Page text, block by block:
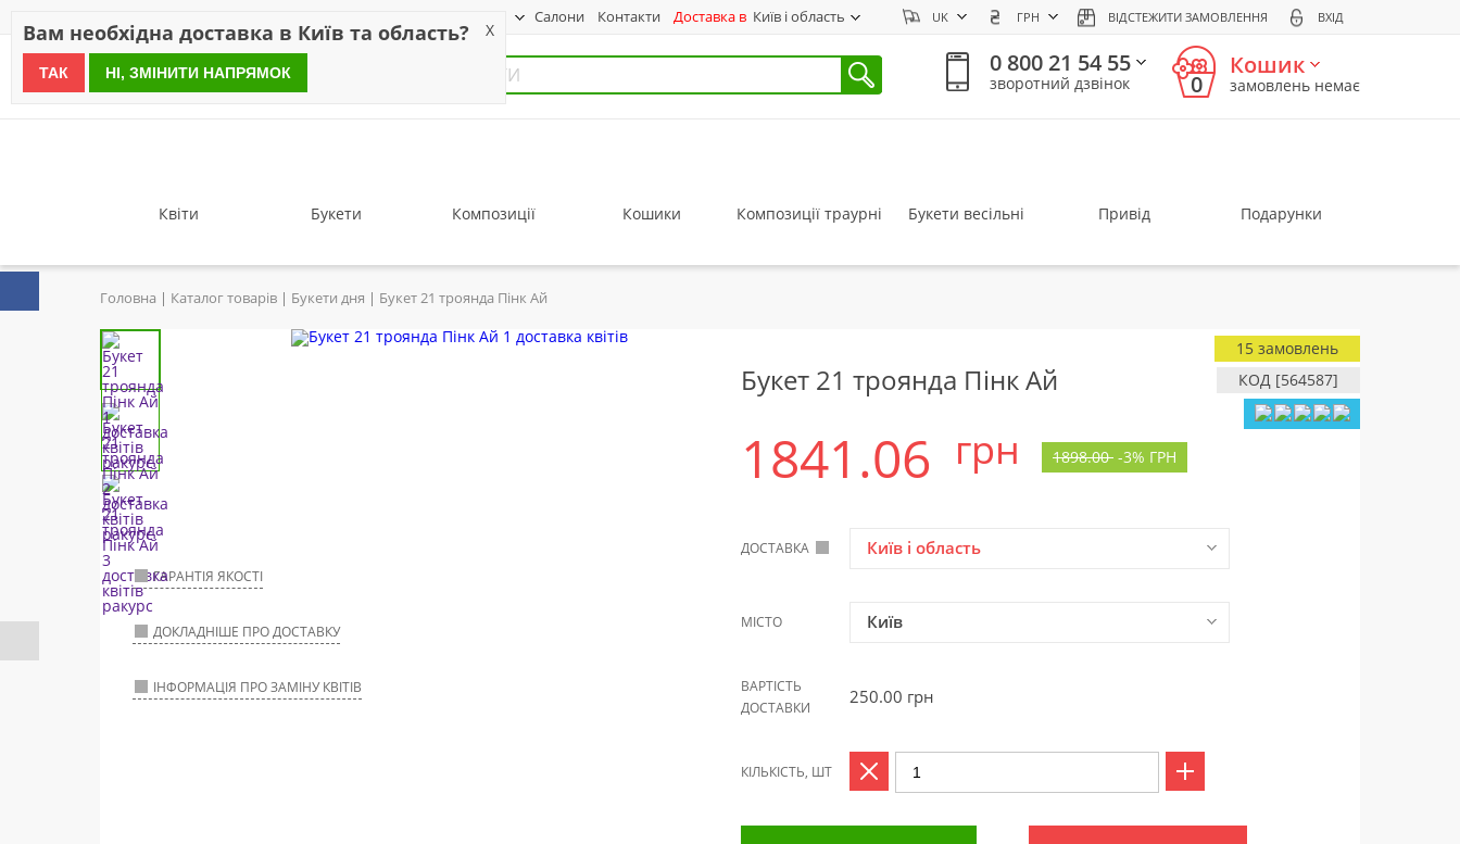
Салони Контакти Доставка в Київ і область UK ГРН ВІДСТЕЖИТИ ЗАМОВЛЕННЯ ВХІД
since 1999
0 800 21 54 55
зворотний дзвінок 0
Кошик
замовлень немає
Квіти Букети Композиції Кошики Композиції траурні Букети весільні Привід Подарунки
Головна Каталог товарів Букети дня Букет 21 троянда Пінк Ай
ГАРАНТІЯ ЯКОСТІ
ДОКЛАДНІШЕ ПРО ДОСТАВКУ
ІНФОРМАЦІЯ ПРО ЗАМІНУ КВІТІВ
Букет 21 троянда Пінк Ай КОД [564587]
15 замовлень
1841.06 грн 1898.00 -3% ГРН
ДОСТАВКА Київ і область
МІСТО Київ
ВАРТІСТЬ
ДОСТАВКИ
250.00 грн
КІЛЬКІСТЬ, ШТ
Вам необхідна доставка в Київ та область? X
ТАК НІ, ЗМІНИТИ НАПРЯМОК